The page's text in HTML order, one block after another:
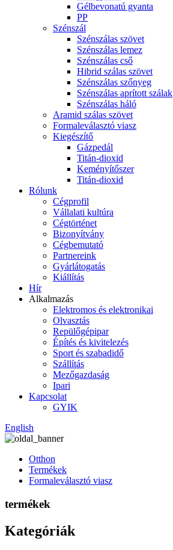
Gélbevonatú gyanta
PP
Szénszál
Szénszálas szövet
Szénszálas lemez
Szénszálas cső
Hibrid szálas szövet
Szénszálas szőnyeg
Szénszálas aprított szálak
Szénszálas háló
Aramid szálas szövet
Formaleválasztó viasz
Kiegészítő
Gázpedál
Titán-dioxid
Keményítőszer
Titán-dioxid
Rólunk
Cégprofil
Vállalati kultúra
Cégtörténet
Bizonyítvány
Cégbemutató
Partnereink
Gyárlátogatás
Kiállítás
Hír
Alkalmazás
Elektromos és elektronikai
Olvasztás
Repülőgépipar
Építés és kivitelezés
Sport és szabadidő
Szállítás
Mezőgazdaság
Ipari
Kapcsolat
GYIK
English
Otthon
Termékek
Formaleválasztó viasz
termékek
Kategóriák